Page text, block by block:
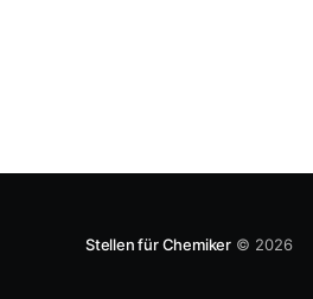
Stellen für Chemiker © 2026